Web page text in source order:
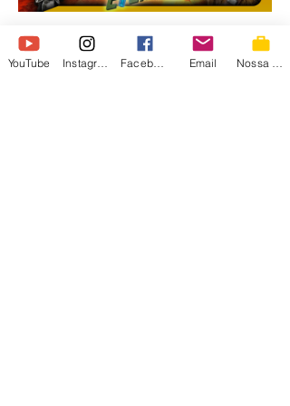
o aguard
irmaospiologo
14 de mai.
YouTube Email